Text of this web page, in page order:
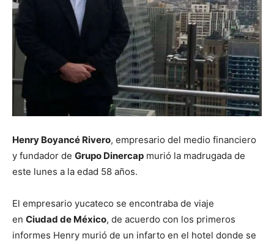
Henry Boyancé Rivero, empresario del medio financiero
y fundador de Grupo Dinercap murió la madrugada de
este lunes a la edad 58 años.
El empresario yucateco se encontraba de viaje
en Ciudad de México, de acuerdo con los primeros
informes Henry murió de un infarto en el hotel donde se